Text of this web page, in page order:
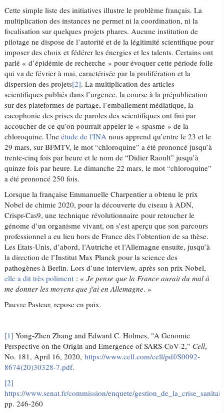
Cette simple liste des initiatives illustre le problème français. La
multiplication des instances ne permet ni la coordination, ni la
focalisation sur quelques projets phares. Aucune institution de
pilotage ne dispose de l’autorité et de la légitimité scientifique pour
imposer des choix et fédérer les énergies et les talents. Certains ont
parlé « d’épidémie de recherche » pour évoquer cette période folle
qui va de février à mai, caractérisée par la prolifération et la
dispersion des projets[2]. La multiplication des articles
scientifiques publiés dans l’urgence, la course à la prépublication
sur des plateformes de partage, l’emballement médiatique, la
cacophonie des prises de paroles des scientifiques ont fini par
accoucher de ce qu’on pourrait appeler le « spasme » de la
chloroquine. Uneétude de l'INA nous apprend qu’entre le 23 et le
29 mars, sur BFMTV, le mot “chloroquine” a été prononcé jusqu’à
trente-cinq fois par heure et le nom de “Didier Raoult” jusqu’à
quinze fois par heure. Le dimanche 22 mars, le mot “chloroquine”
a été prononcé 250 fois.
Lorsque la française Emmanuelle Charpentier a obtenu le prix
Nobel de chimie 2020, pour la découverte du ciseau à ADN,
Crispr-Cas9, une technique révolutionnaire pour retoucher le
génome d’un organisme vivant, on s’est aperçu que son parcours
professionnel a eu lieu hors de France dès l’obtention de sa thèse.
Les Etats-Unis, d’abord, l’Autriche et l’Allemagne ensuite, jusqu’à
la direction de l’Institut Max Planck pour la science des
pathogènes à Berlin. Lors d’une interview, après son prix Nobel,
elle a dit très poliment : «Je pense que la France aurait du mal à
me donner les moyens que j'ai en Allemagne. »
Pauvre Pasteur, repose en paix.
[1] Yong-Zhen Zhang and Edward C. Holmes, "A Genomic
Perspective on the Origin and Emergence of SARS-CoV-2," Cell,
No. 181, April 16, 2020,https://www.cell.com/cell/pdf/S0092-
8674(20)30328-7.pdf.
[2]
https://www.senat.fr/commission/enquete/
pp. 246-260